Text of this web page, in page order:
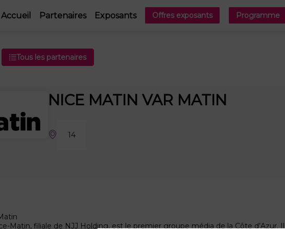
Accueil Partenaires Exposants Offres exposants Programme
Tous les partenaires
NICE MATIN VAR MATIN
14
Matin, filiale de NJJ Holding, est le premier groupe média de la Côte d’Azur. Il